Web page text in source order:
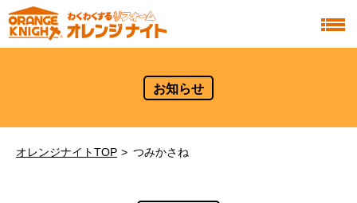
お知らせ
オレンジナイトTOP つみかさね